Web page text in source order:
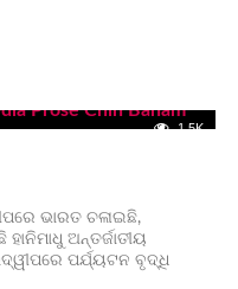
1.5K
ଭାରତ ଚଳାଇଛି,
ଅନ୍ତର୍ଜାତୀୟ
ପର୍ଯ୍ୟଟନ ବୃଦ୍ଧି